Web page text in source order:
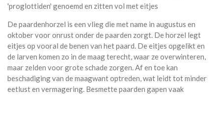
'proglottiden' genoemd en zitten vol met eitjes
De paardenhorzel is een vlieg die met name in augustus en
oktober voor onrust onder de paarden zorgt. De horzel legt
eitjes op vooral de benen van het paard. De eitjes opgelikt en
de larven komen zo in de maag terecht, waar ze overwinteren,
maar zelden voor grote schade zorgen. Af en toe kan
beschadiging van de maagwant optreden, wat leidt tot minder
eetlust en vermagering. Besmette paarden gapen vaak